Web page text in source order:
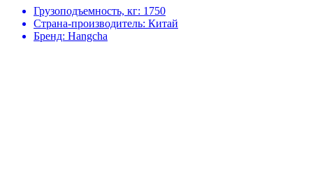
Грузоподъемность, кг: 1750
Страна-производитель: Китай
Бренд: Hangcha